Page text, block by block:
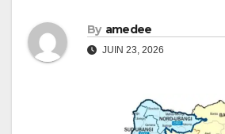
By amedee
JUIN 23, 2026